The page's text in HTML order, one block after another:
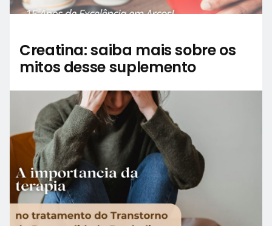
Creatina: saiba mais sobre os
mitos desse suplemento